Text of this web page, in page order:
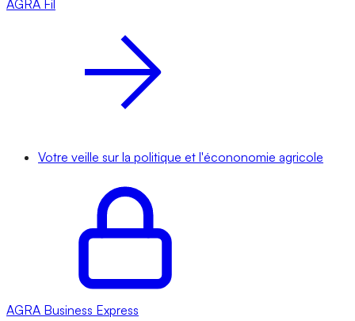
AGRA Fil
Votre veille sur la politique et l'écononomie agricole
AGRA Business Express